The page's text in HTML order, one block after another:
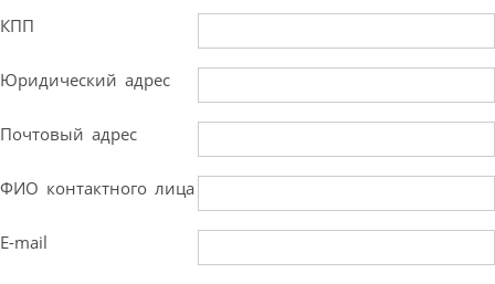
КПП
Юридический адрес
Почтовый адрес
ФИО контактного лица
E-mail